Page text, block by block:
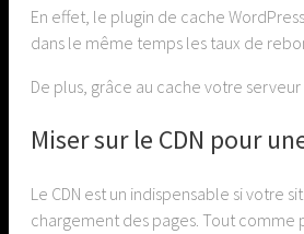
En effet, le plugin de cache
dans le même temps les taux de
De plus, grâce au cache votre
Miser sur le CDN pour
Le CDN est un indispensable si
chargement des pages. Tout comme